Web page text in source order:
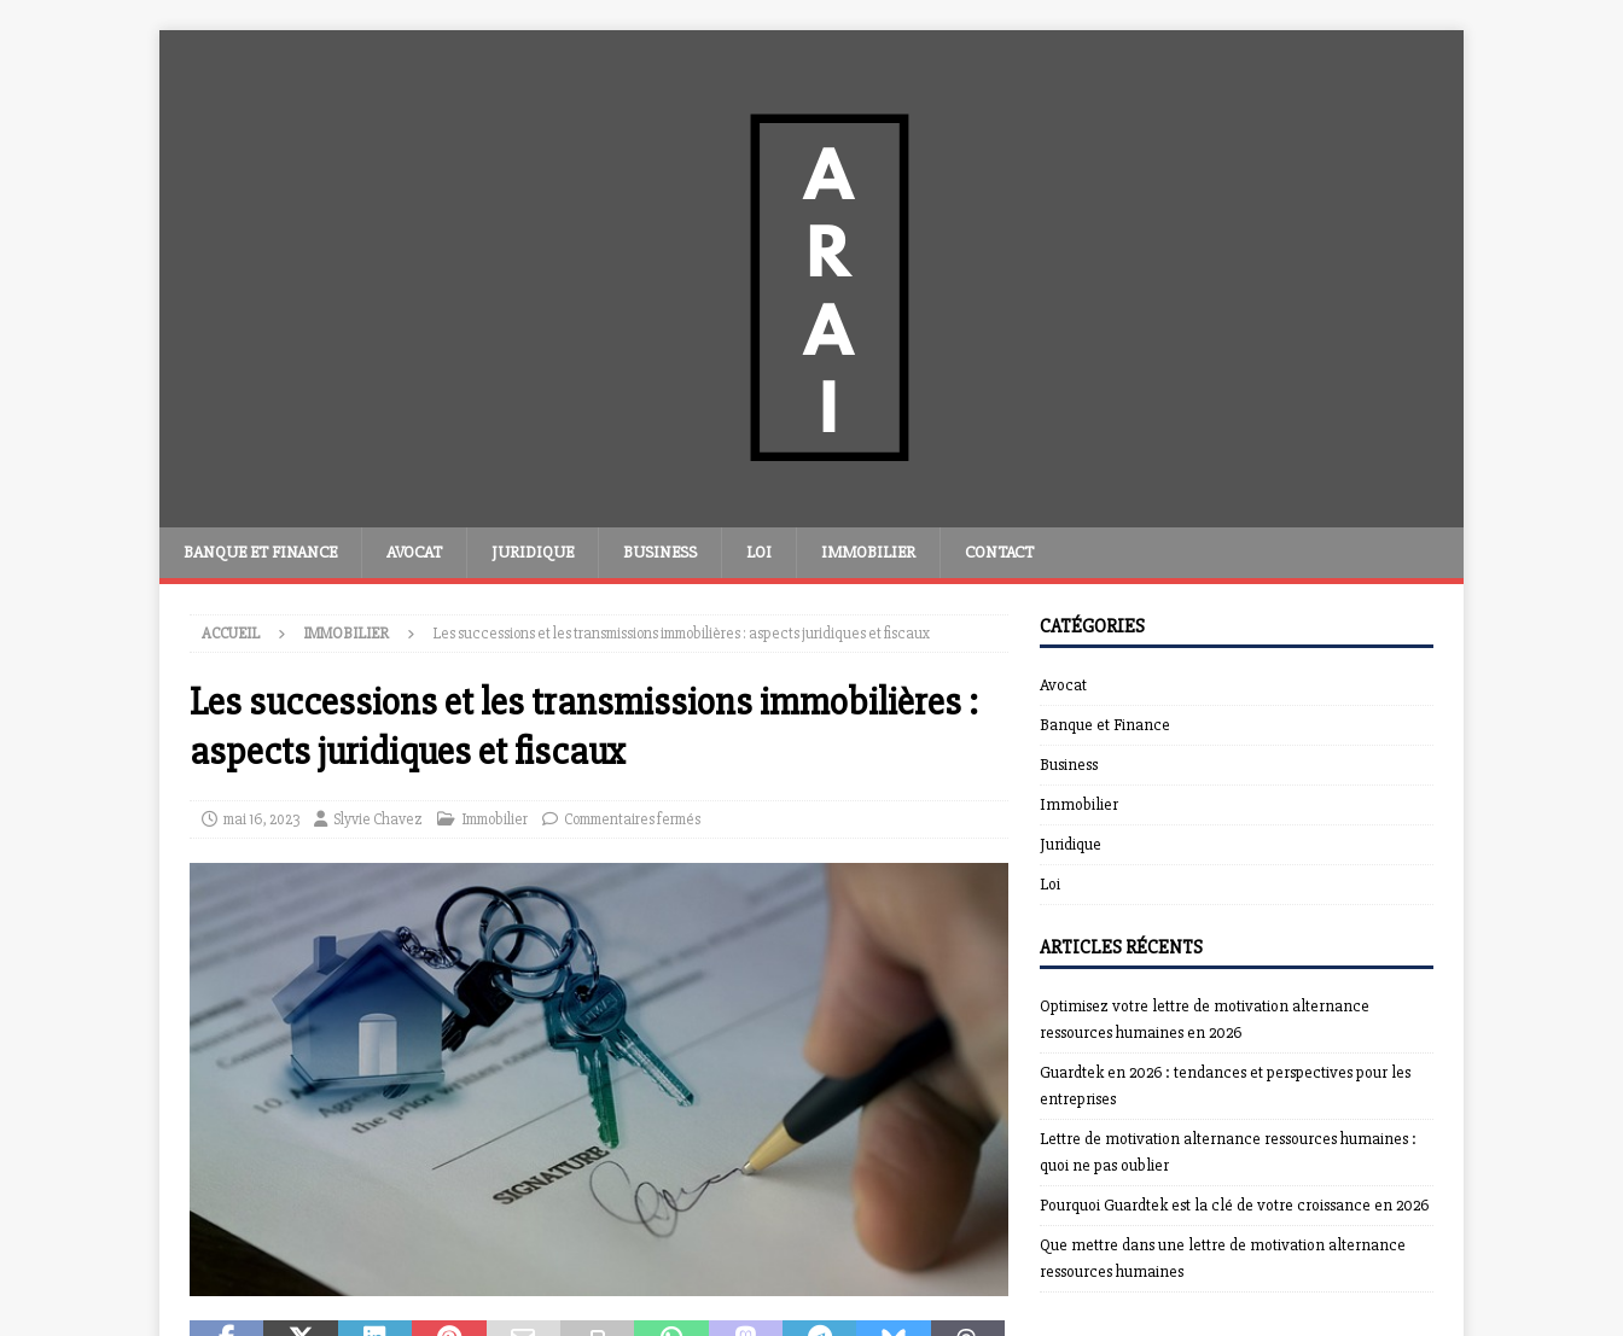
BANQUE ET FINANCE AVOCAT JURIDIQUE BUSINESS LOI IMMOBILIER CONTACT
ACCUEIL IMMOBILIER Les successions et les transmissions immobilières : aspects juridiques et fiscaux
Les successions et les transmissions immobilières :
aspects juridiques et fiscaux
mai 16, 2023 Slyvie Chavez Immobilier Commentaires fermés
CATÉGORIES
Avocat
Banque et Finance
Business
Immobilier
Juridique
Loi
ARTICLES RÉCENTS
Optimisez votre lettre de motivation alternance
ressources humaines en 2026
Guardtek en 2026 : tendances et perspectives pour les
entreprises
Lettre de motivation alternance ressources humaines :
quoi ne pas oublier
Pourquoi Guardtek est la clé de votre croissance en 2026
Que mettre dans une lettre de motivation alternance
ressources humaines